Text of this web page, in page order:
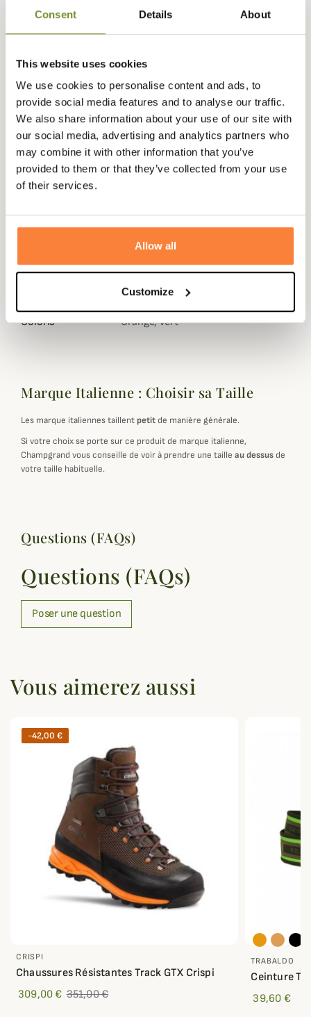
Consent Details About
This website uses cookies
We use cookies to personalise content and ads, to
provide social media features and to analyse our traffic.
We also share information about your use of our site with
our social media, advertising and analytics partners who
may combine it with other information that you’ve
provided to them or that they’ve collected from your use
of their services.
Allow all
Customize
Fiche technique
Cordura renforcé Kevlar
Coloris Orange, Vert
Marque Italienne : Choisir sa Taille
Les marque italiennes taillentpetitde manière générale.
Si votre choix se porte sur ce produit de marque italienne,
Champgrand vous conseille de voir à prendre une taille au dessusde
votre taille habituelle.
Questions (FAQs)
Questions (FAQs)
Poser une question
Vous aimerez aussi
-42,00 €
CRISPI
Chaussures Résistantes Track GTX Crispi
309,00 € 351,00 €
TRABALDO
Ceinture
39,60 €